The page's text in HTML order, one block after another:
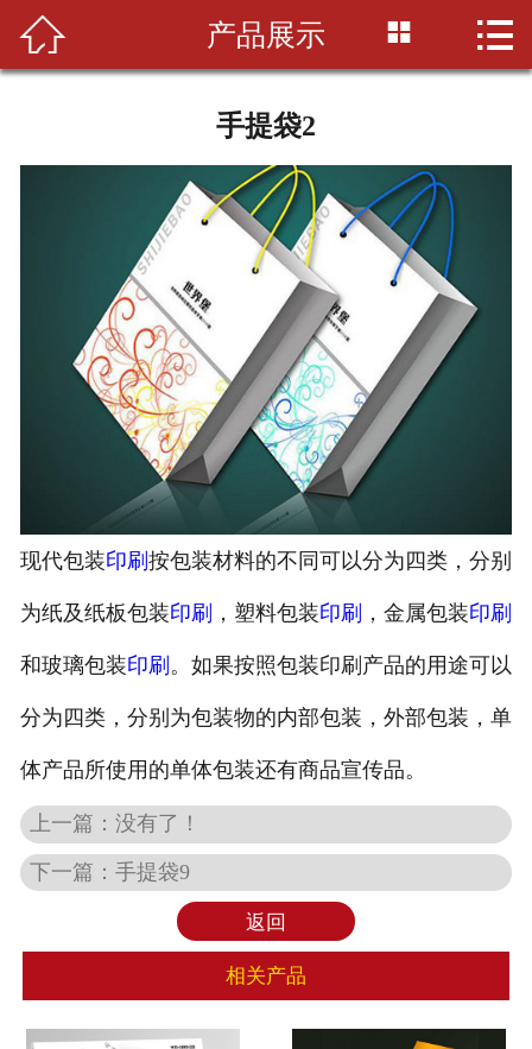
首页
产品展示
新闻资讯
设备展示
联系我们
 产品展示  
手提袋2
现代包装印刷 按包装材料的不同可以分为四类，分别
为纸及纸板包装印刷 ，塑料包装印刷 ，金属包装印刷
和玻璃包装印刷 。如果按照包装印刷产品的用途可以
分为四类，分别为包装物的内部包装，外部包装，单
体产品所使用的单体包装还有商品宣传品。
上一篇：没有了！
下一篇：手提袋9
返回
相关产品